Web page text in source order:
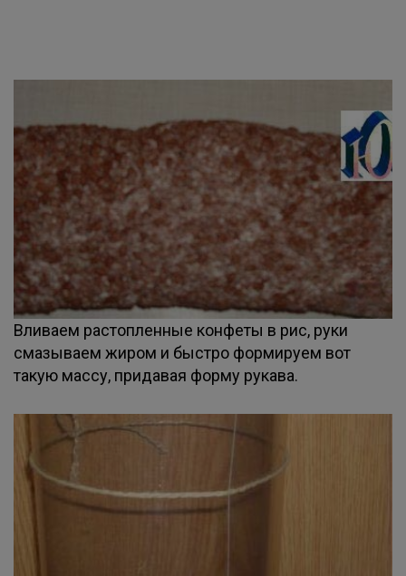
Вливаем растопленные конфеты в рис, руки
смазываем жиром и быстро формируем вот
такую массу, придавая форму рукава.